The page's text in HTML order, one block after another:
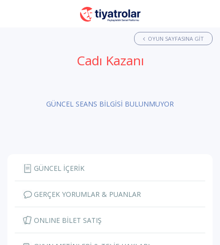
OYUN SAYFASINA GIT
Cadı Kazanı
GÜNCEL SEANS BİLGİSİ BULUNMUYOR
GÜNCEL İÇERİK
GERÇEK YORUMLAR & PUANLAR
ONLINE BİLET SATIŞ